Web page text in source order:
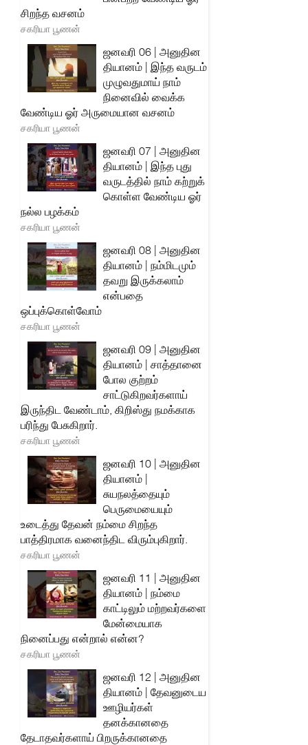
சிறந்த வசனம்
சகரியா பூணன்
ஜனவரி 06 | அனுதின
தியானம் | இந்த வருடம்
முழுவதுமாய் நாம்
நினைவில் வைக்க
வேண்டிய ஓர் அருமையான வசனம்
சகரியா பூணன்
ஜனவரி 07 | அனுதின
தியானம் | இந்த புது
வருடத்தில் நாம் கற்றுக்
கொள்ள வேண்டிய ஓர்
நல்ல பழக்கம்
சகரியா பூணன்
ஜனவரி 08 | அனுதின
தியானம் | நம்மிடமும்
தவறு இருக்கலாம்
என்பதை
ஒப்புக்கொள்வோம்
சகரியா பூணன்
ஜனவரி 09 | அனுதின
தியானம் | சாத்தானை
போல குற்றம்
சாட்டுகிறவர்களாய்
இருந்திட வேண்டாம், கிறிஸ்து நமக்காக
பரிந்து பேசுகிறார்.
சகரியா பூணன்
ஜனவரி 10 | அனுதின
தியானம் |
சுயநலத்தையும்
பெருமையையும்
உடைத்து தேவன் நம்மை சிறந்த
பாத்திரமாக வனைந்திட விரும்புகிறார்.
சகரியா பூணன்
ஜனவரி 11 | அனுதின
தியானம் | நம்மை
காட்டிலும் மற்றவர்களை
மேன்மையாக
நினைப்பது என்றால் என்ன?
சகரியா பூணன்
ஜனவரி 12 | அனுதின
தியானம் | தேவனுடைய
ஊழியர்கள்
தனக்கானதை
தேடாதவர்களாய் பிறருக்கானதை